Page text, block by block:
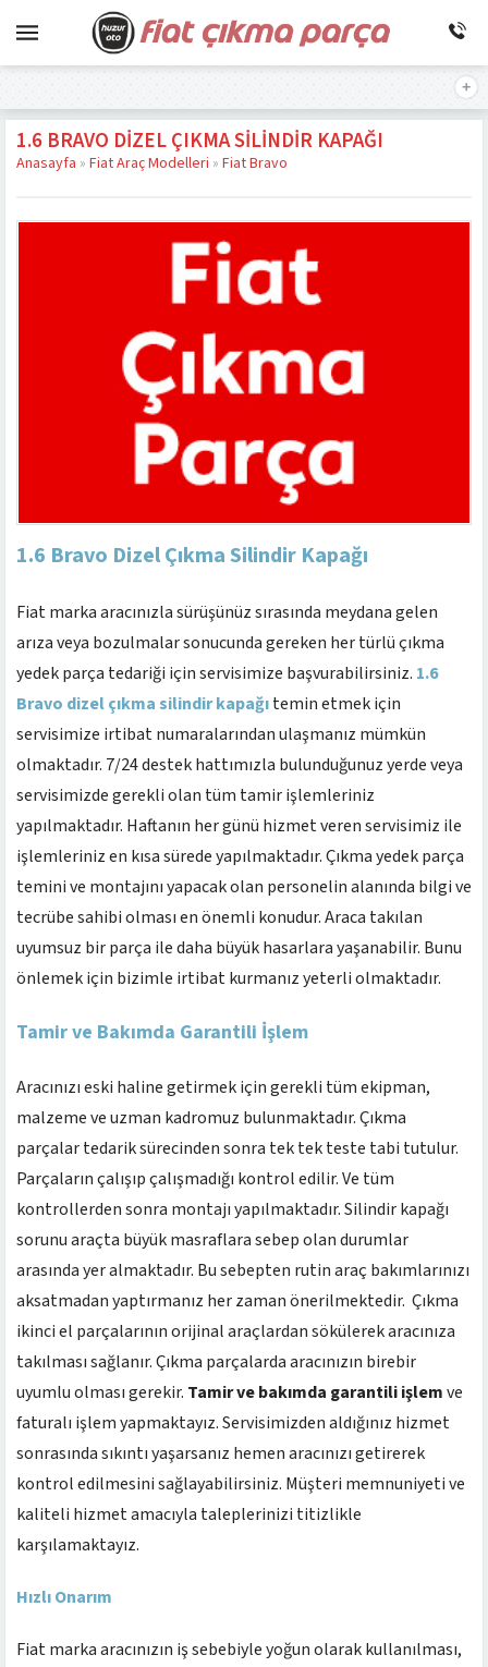
1.6 BRAVO DIZEL ÇIKMA SILINDIR KAPAĞI
Anasayfa » Fiat Araç Modelleri » Fiat Bravo
1.6 Bravo Dizel Çıkma Silindir Kapağı
Fiat marka aracınızla sürüşünüz sırasında meydana gelen
arıza veya bozulmalar sonucunda gereken her türlü çıkma
yedek parça tedariği için servisimize başvurabilirsiniz. 1.6
Bravo dizel çıkma silindir kapağıtemin etmek için
servisimize irtibat numaralarından ulaşmanız mümkün
olmaktadır. 7/24 destek hattımızla bulunduğunuz yerde veya
servisimizde gerekli olan tüm tamir işlemleriniz
yapılmaktadır. Haftanın her günü hizmet veren servisimiz ile
işlemleriniz en kısa sürede yapılmaktadır. Çıkma yedek parça
temini ve montajını yapacak olan personelin alanında bilgi ve
tecrübe sahibi olması en önemli konudur. Araca takılan
uyumsuz bir parça ile daha büyük hasarlara yaşanabilir. Bunu
önlemek için bizimle irtibat kurmanız yeterli olmaktadır.
Tamir ve Bakımda Garantili İşlem
Aracınızı eski haline getirmek için gerekli tüm ekipman,
malzeme ve uzman kadromuz bulunmaktadır. Çıkma
parçalar tedarik sürecinden sonra tek tek teste tabi tutulur.
Parçaların çalışıp çalışmadığı kontrol edilir. Ve tüm
kontrollerden sonra montajı yapılmaktadır. Silindir kapağı
sorunu araçta büyük masraflara sebep olan durumlar
arasında yer almaktadır. Bu sebepten rutin araç bakımlarınızı
aksatmadan yaptırmanız her zaman önerilmektedir. Çıkma
ikinci el parçalarının orijinal araçlardan sökülerek aracınıza
takılması sağlanır. Çıkma parçalarda aracınızın birebir
uyumlu olması gerekir. Tamir ve bakımda garantiliişlemve
faturalı işlem yapmaktayız. Servisimizden aldığınız hizmet
sonrasında sıkıntı yaşarsanız hemen aracınızı getirerek
kontrol edilmesini sağlayabilirsiniz. Müşteri memnuniyeti ve
kaliteli hizmet amacıyla taleplerinizi titizlikle
karşılamaktayız.
Hızlı Onarım
Fiat marka aracınızın iş sebebiyle yoğun olarak kullanılması,